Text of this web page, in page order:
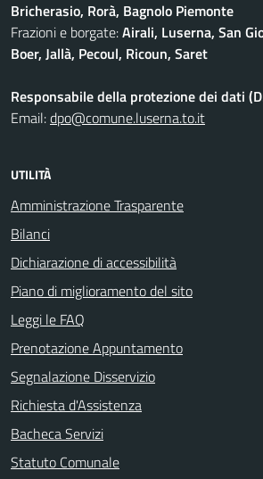
Bricherasio, Rorà, Bagnolo Piemonte
Frazioni e borgate:Airali, Luserna, San
Boer, Jallà, Pecoul, Ricoun, Saret
Responsabile della protezione dei dati
Email:dpo@comune.luserna.to.it
UTILITÀ
Amministrazione Trasparente
Bilanci
Dichiarazione di accessibilità
Piano di miglioramento del sito
Leggi le FAQ
Prenotazione Appuntamento
Segnalazione Disservizio
Richiesta d'Assistenza
Bacheca Servizi
Statuto Comunale